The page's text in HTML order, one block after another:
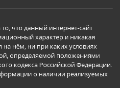
что данный интернет-сайт
характер и никакая
нём, ни при каких условиях
определяемой положениями
кодекса Российской Федерации.
о наличии реализуемых